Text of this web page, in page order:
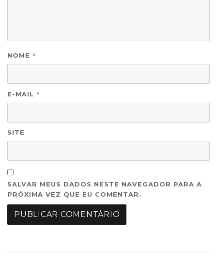
NOME *
E-MAIL *
SITE
SALVAR MEUS DADOS NESTE NAVEGADOR PARA A
PRÓXIMA VEZ QUE EU COMENTAR.